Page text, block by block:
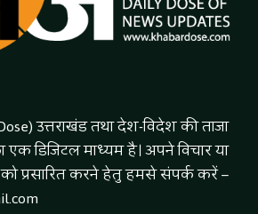
उत्तराखंड तथा देश-विदेश की ताजा
एक डिजिटल माध्यम है। अपने विचार या
को प्रसारित करने हेतु हमसे संपर्क करें –